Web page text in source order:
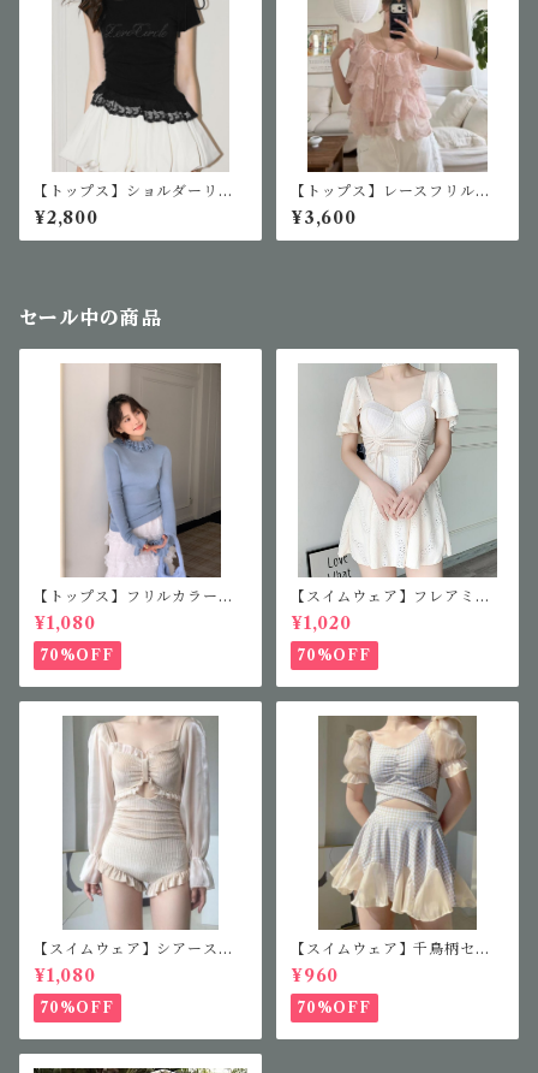
【トップス】ショルダーリボ
ンオフショルTシャツ
¥2,800
【トップス】レースフリル半
袖ブラウス
¥3,600
セール中の商品
【トップス】フリルカラーニ
ット
¥1,080
70%OFF
【スイムウェア】フレアミニ
ワンピース
¥1,020
70%OFF
【スイムウェア】シアースリ
ーブフリルワンピース
¥1,080
70%OFF
【スイムウェア】千鳥柄セパ
レート水着
¥960
70%OFF